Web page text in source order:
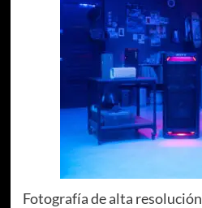
Fotografía de alta resolución